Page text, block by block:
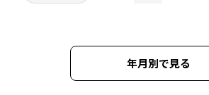
年月別で見る